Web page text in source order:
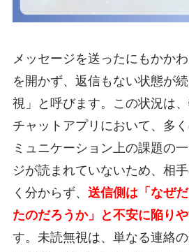
メッセージを送ったにもかか
を開かず、返信もない状態が
視」と呼びます。この状況は
チャットアプリにおいて、多
ミュニケーション上の課題の
ジが読まれていないため、相
く分からず、 送信側は「なぜ
たのだろうか」と不安に陥り
す。未読無視は、単なる連絡